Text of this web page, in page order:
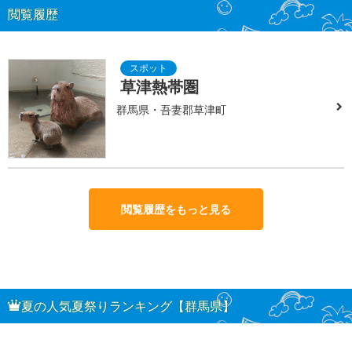
閲覧履歴
草津熱帯圏
群馬県・吾妻郡草津町
閲覧履歴をもっと見る
夏の人気夏祭りランキング【群馬県】